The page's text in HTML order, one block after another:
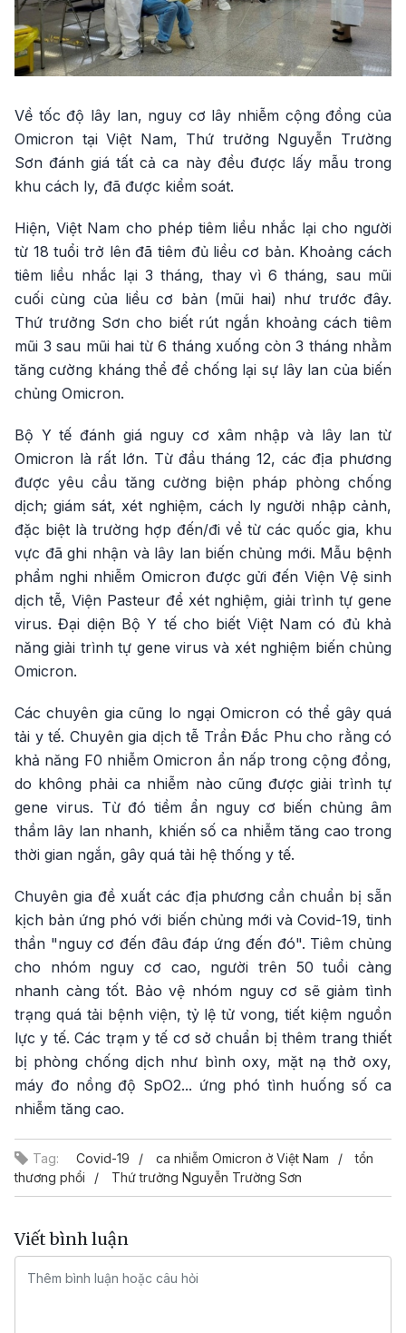
Về tốc độ lây lan, nguy cơ lây nhiễm cộng đồng của
Omicron tại Việt Nam, Thứ trưởng Nguyễn Trường
Sơn đánh giá tất cả ca này đều được lấy mẫu trong
khu cách ly, đã được kiểm soát.
Hiện, Việt Nam cho phép tiêm liều nhắc lại cho người
từ 18 tuổi trở lên đã tiêm đủ liều cơ bản. Khoảng cách
tiêm liều nhắc lại 3 tháng, thay vì 6 tháng, sau mũi
cuối cùng của liều cơ bản (mũi hai) như trước đây.
Thứ trưởng Sơn cho biết rút ngắn khoảng cách tiêm
mũi 3 sau mũi hai từ 6 tháng xuống còn 3 tháng nhằm
tăng cường kháng thể để chống lại sự lây lan của biến
chủng Omicron.
Bộ Y tế đánh giá nguy cơ xâm nhập và lây lan từ
Omicron là rất lớn. Từ đầu tháng 12, các địa phương
được yêu cầu tăng cường biện pháp phòng chống
dịch; giám sát, xét nghiệm, cách ly người nhập cảnh,
đặc biệt là trường hợp đến/đi về từ các quốc gia, khu
vực đã ghi nhận và lây lan biến chủng mới. Mẫu bệnh
phẩm nghi nhiễm Omicron được gửi đến Viện Vệ sinh
dịch tễ, Viện Pasteur để xét nghiệm, giải trình tự gene
virus. Đại diện Bộ Y tế cho biết Việt Nam có đủ khả
năng giải trình tự gene virus và xét nghiệm biến chủng
Omicron.
Các chuyên gia cũng lo ngại Omicron có thể gây quá
tải y tế. Chuyên gia dịch tễ Trần Đắc Phu cho rằng có
khả năng F0 nhiễm Omicron ẩn nấp trong cộng đồng,
do không phải ca nhiễm nào cũng được giải trình tự
gene virus. Từ đó tiềm ẩn nguy cơ biến chủng âm
thầm lây lan nhanh, khiến số ca nhiễm tăng cao trong
thời gian ngắn, gây quá tải hệ thống y tế.
Chuyên gia đề xuất các địa phương cần chuẩn bị sẵn
kịch bản ứng phó với biến chủng mới và Covid-19, tinh
thần "nguy cơ đến đâu đáp ứng đến đó". Tiêm chủng
cho nhóm nguy cơ cao, người trên 50 tuổi càng
nhanh càng tốt. Bảo vệ nhóm nguy cơ sẽ giảm tình
trạng quá tải bệnh viện, tỷ lệ tử vong, tiết kiệm nguồn
lực y tế. Các trạm y tế cơ sở chuẩn bị thêm trang thiết
bị phòng chống dịch như bình oxy, mặt nạ thở oxy,
máy đo nồng độ SpO2... ứng phó tình huống số ca
nhiễm tăng cao.
Tag: Covid-19 ca nhiễm Omicron ở Việt Nam
tổn
thương phổi
Thứ trưởng Nguyễn Trường Sơn
Viết bình luận